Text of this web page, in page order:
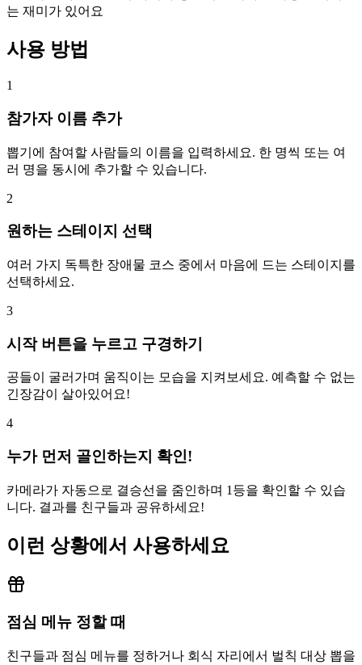
는 재미가 있어요
사용 방법
1
참가자 이름 추가
뽑기에 참여할 사람들의 이름을 입력하세요. 한 명씩 또는 여
러 명을 동시에 추가할 수 있습니다.
2
원하는 스테이지 선택
여러 가지 독특한 장애물 코스 중에서 마음에 드는 스테이지를
선택하세요.
3
시작 버튼을 누르고 구경하기
공들이 굴러가며 움직이는 모습을 지켜보세요. 예측할 수 없는
긴장감이 살아있어요!
4
누가 먼저 골인하는지 확인!
카메라가 자동으로 결승선을 줌인하며 1등을 확인할 수 있습
니다. 결과를 친구들과 공유하세요!
이런 상황에서 사용하세요
점심 메뉴 정할 때
친구들과 점심 메뉴를 정하거나 회식 자리에서 벌칙 대상 뽑을